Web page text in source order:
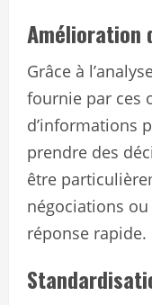
Amélioration
Grâce à
fournie par ces
d’informations
prendre des
être
négociations
réponse rapide.